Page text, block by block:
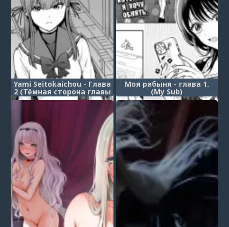
Yami Seitokaichou - Глава
2 (Тёмная сторона главы
студсовета)
Моя рабыня - глава 1.
(My Sub)